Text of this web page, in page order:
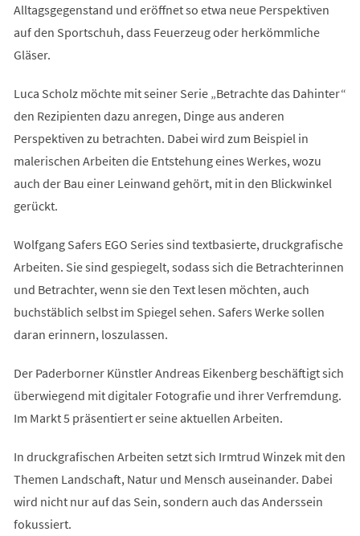
Alltagsgegenstand und eröffnet so etwa neue Perspektiven
auf den Sportschuh, dass Feuerzeug oder herkömmliche
Gläser.
Luca Scholz möchte mit seiner Serie „Betrachte das Dahinter“
den Rezipienten dazu anregen, Dinge aus anderen
Perspektiven zu betrachten. Dabei wird zum Beispiel in
malerischen Arbeiten die Entstehung eines Werkes, wozu
auch der Bau einer Leinwand gehört, mit in den Blickwinkel
gerückt.
Wolfgang Safers EGO Series sind textbasierte, druckgrafische
Arbeiten. Sie sind gespiegelt, sodass sich die Betrachterinnen
und Betrachter, wenn sie den Text lesen möchten, auch
buchstäblich selbst im Spiegel sehen. Safers Werke sollen
daran erinnern, loszulassen.
Der Paderborner Künstler Andreas Eikenberg beschäftigt sich
überwiegend mit digitaler Fotografie und ihrer Verfremdung.
Im Markt 5 präsentiert er seine aktuellen Arbeiten.
In druckgrafischen Arbeiten setzt sich Irmtrud Winzek mit den
Themen Landschaft, Natur und Mensch auseinander. Dabei
wird nicht nur auf das Sein, sondern auch das Anderssein
fokussiert.